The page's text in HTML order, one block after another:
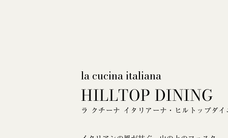
la cucina italiana
HILLTOP DINING
ラ クチーナ イタリアーナ・ヒルトップダイ